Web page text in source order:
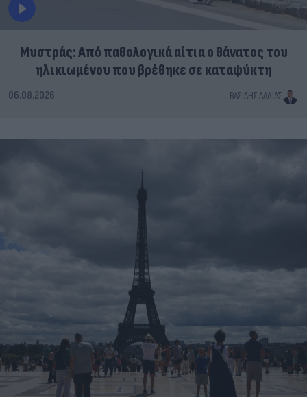
Μυστράς: Από παθολογικά αίτια ο θάνατος του
ηλικιωμένου που βρέθηκε σε καταψύκτη
06.08.2026 ΒΑΣΊΛΗΣ ΛΑΔΙΆΣ